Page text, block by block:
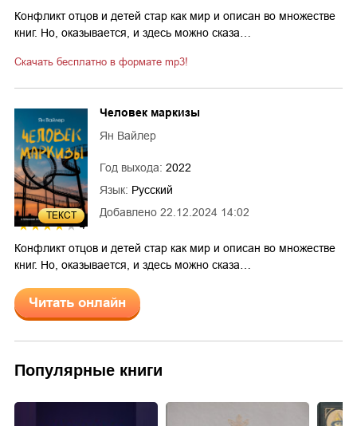
Конфликт отцов и детей стар как мир и описан во множестве
книг. Но, оказывается, и здесь можно сказа…
Скачать бесплатно в формате mp3!
ТЕКСТ
4
Добавлено 22.12.2024 14:02
Человек маркизы
Ян Вайлер
Год выхода: 2022
Язык: Русский
Конфликт отцов и детей стар как мир и описан во множестве
книг. Но, оказывается, и здесь можно сказа…
Читать онлайн
Популярные книги